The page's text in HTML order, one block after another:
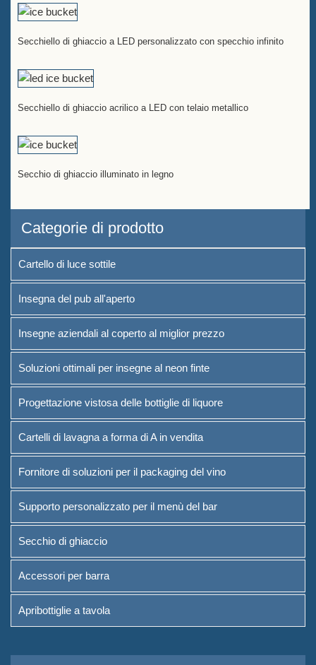
Secchiello di ghiaccio a LED personalizzato con specchio infinito
Secchiello di ghiaccio acrilico a LED con telaio metallico
Secchio di ghiaccio illuminato in legno
Categorie di prodotto
Cartello di luce sottile
Insegna del pub all'aperto
Insegne aziendali al coperto al miglior prezzo
Soluzioni ottimali per insegne al neon finte
Progettazione vistosa delle bottiglie di liquore
Cartelli di lavagna a forma di A in vendita
Fornitore di soluzioni per il packaging del vino
Supporto personalizzato per il menù del bar
Secchio di ghiaccio
Accessori per barra
Apribottiglie a tavola